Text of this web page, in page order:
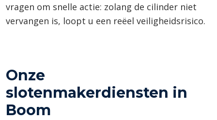
vragen om snelle actie: zolang de cilinder niet
vervangen is, loopt u een reëel veiligheidsrisico.
Onze
slotenmakerdiensten in
Boom